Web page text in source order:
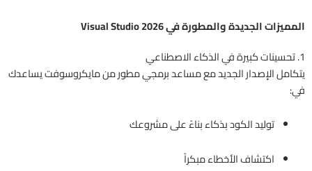
المميزات الجديدة والمطورة في Visual Studio 2026
1. تحسينات كبيرة في الذكاء الاصطناعي
يتكامل الإصدار الجديد مع مساعد برمجي مطور من مايكروسوفت يساعدك
في:
توليد الكود بذكاء بناءً على مشروعك
اكتشاف الأخطاء مبكراً